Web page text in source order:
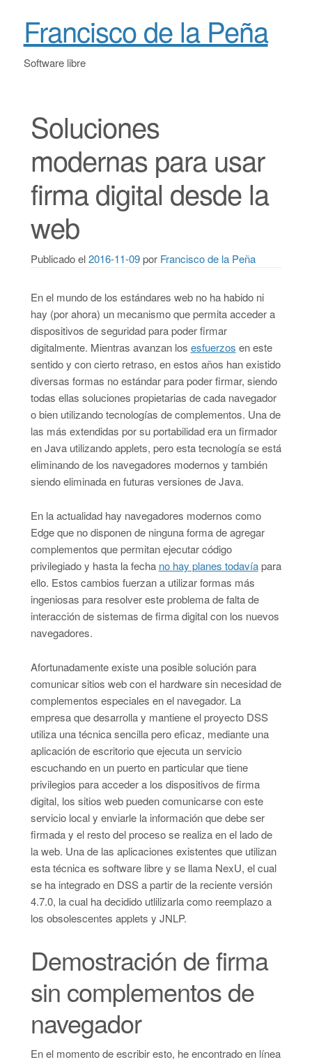
Francisco de la Peña
Software libre
Soluciones
modernas para usar
firma digital desde la
web
Publicado el2016-11-09por Francisco de la Peña
En el mundo de los estándares web no ha habido ni
hay (por ahora) un mecanismo que permita acceder a
dispositivos de seguridad para poder firmar
digitalmente. Mientras avanzan los esfuerzos en este
sentido y con cierto retraso, en estos años han existido
diversas formas no estándar para poder firmar, siendo
todas ellas soluciones propietarias de cada navegador
o bien utilizando tecnologías de complementos. Una de
las más extendidas por su portabilidad era un firmador
en Java utilizando applets, pero esta tecnología se está
eliminando de los navegadores modernos y también
siendo eliminada en futuras versiones de Java.
En la actualidad hay navegadores modernos como
Edge que no disponen de ninguna forma de agregar
complementos que permitan ejecutar código
privilegiado y hasta la fecha no hay planes todavíapara
ello. Estos cambios fuerzan a utilizar formas más
ingeniosas para resolver este problema de falta de
interacción de sistemas de firma digital con los nuevos
navegadores.
Afortunadamente existe una posible solución para
comunicar sitios web con el hardware sin necesidad de
complementos especiales en el navegador. La
empresa que desarrolla y mantiene el proyecto DSS
utiliza una técnica sencilla pero eficaz, mediante una
aplicación de escritorio que ejecuta un servicio
escuchando en un puerto en particular que tiene
privilegios para acceder a los dispositivos de firma
digital, los sitios web pueden comunicarse con este
servicio local y enviarle la información que debe ser
firmada y el resto del proceso se realiza en el lado de
la web. Una de las aplicaciones existentes que utilizan
esta técnica es software libre y se llama NexU, el cual
se ha integrado en DSS a partir de la reciente versión
4.7.0, la cual ha decidido utlilizarla como reemplazo a
los obsolescentes applets y JNLP.
Demostración de firma
sin complementos de
navegador
En el momento de escribir esto, he encontrado en línea